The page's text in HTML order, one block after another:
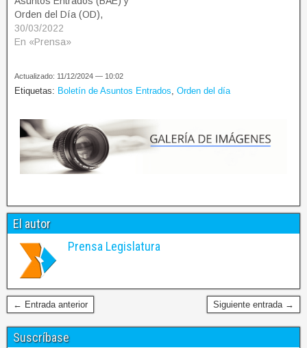
Orden del Día (OD),
correspondientes a la 1ª
sesión ordinaria del Poder
30/03/2022
En «Prensa»
Actualizado: 11/12/2024 — 10:02
Etiquetas: Boletín de Asuntos Entrados Orden del día
El autor
Prensa Legislatura
← Entrada anterior Siguiente entrada →
Suscríbase